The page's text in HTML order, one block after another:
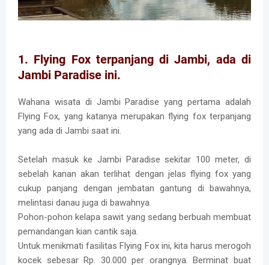
1. Flying Fox terpanjang di Jambi, ada di
Jambi Paradise ini.
Wahana wisata di Jambi Paradise yang pertama adalah
Flying Fox, yang katanya merupakan flying fox terpanjang
yang ada di Jambi saat ini.
Setelah masuk ke Jambi Paradise sekitar 100 meter, di
sebelah kanan akan terlihat dengan jelas flying fox yang
cukup panjang dengan jembatan gantung di bawahnya,
melintasi danau juga di bawahnya.
Pohon-pohon kelapa sawit yang sedang berbuah membuat
pemandangan kian cantik saja.
Untuk menikmati fasilitas Flying Fox ini, kita harus merogoh
kocek sebesar Rp. 30.000 per orangnya. Berminat buat